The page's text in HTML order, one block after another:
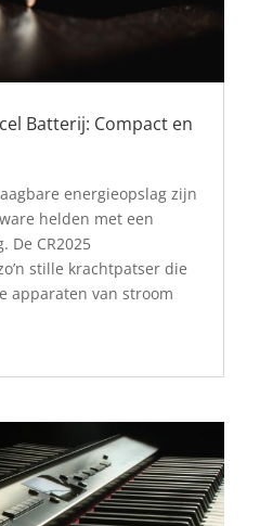
Batterij: Compact en
energieopslag zijn
helden met een
De CR2025
stille krachtpatser die
apparaten van stroom